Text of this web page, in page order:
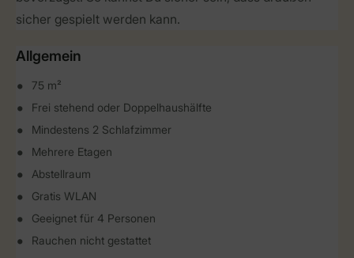
sicher gespielt werden kann.
Allgemein
75 m²
Frei stehend oder Doppelhaushälfte
Mindestens 2 Schlafzimmer
Mehrere Etagen
Abstellraum
Gratis WLAN
Geeignet für 4 Personen
Rauchen nicht gestattet